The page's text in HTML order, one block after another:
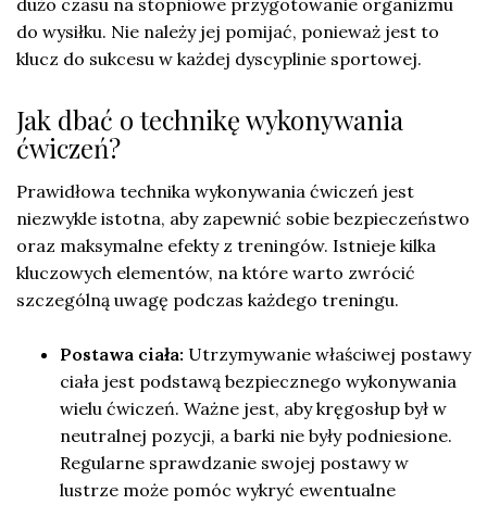
dużo czasu na stopniowe przygotowanie organizmu
do wysiłku. Nie należy jej pomijać, ponieważ jest to
klucz do sukcesu w każdej dyscyplinie sportowej.
Jak dbać o technikę wykonywania
ćwiczeń?
Prawidłowa technika wykonywania ćwiczeń jest
niezwykle istotna, aby zapewnić sobie bezpieczeństwo
oraz maksymalne efekty z treningów. Istnieje kilka
kluczowych elementów, na które warto zwrócić
szczególną uwagę podczas każdego treningu.
Postawa ciała: Utrzymywanie właściwej postawy
ciała jest podstawą bezpiecznego wykonywania
wielu ćwiczeń. Ważne jest, aby kręgosłup był w
neutralnej pozycji, a barki nie były podniesione.
Regularne sprawdzanie swojej postawy w
lustrze może pomóc wykryć ewentualne